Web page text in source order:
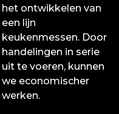
het ontwikkelen van
een lijn
keukenmessen. Door
handelingen in serie
uit te voeren, kunnen
we economischer
werken.